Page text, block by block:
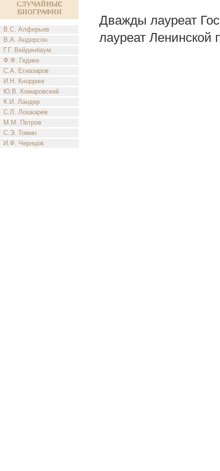
Случайные
биографии
В.С. Алферьев
В.А. Андерсон
Г.Г. Вейденбаум
Ф.Ф. Гедике
С.А. Егиазаров
И.Н. Кнорринг
Ю.В. Комаровский
К.И. Ландер
С.Л. Лошкарев
М.М. Петров
С.Э. Томин
И.Ф. Чернцов
Дважды лауреат
лауреат Ленинской